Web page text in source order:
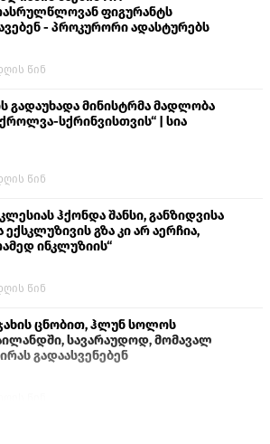
ფიგურანტს
- პროკურორი ადასტურებს
წინ
გადაუხადა მინისტრმა მადლობა
სქრინვისთვის“ | სია
წინ
ჰქონდა შანსი, განზიდვისა
ექსკლუზივის გზა კი არ აერჩია,
ინკლუზიის“
წინ
ცნობით, ჰლუნ სოლოს
სავარაუდოდ, მომავალ
გადაასვენებენ